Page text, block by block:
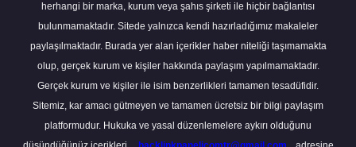
herhangi bir marka, kurum veya şahıs şirketi ile hiçbir bağlantısı
bulunmamaktadır. Sitede yalnızca kendi hazırladığımız makaleler
paylaşılmaktadır. Burada yer alan içerikler haber niteliği taşımamakta
olup, gerçek kurum ve kişiler hakkında paylaşım yapılmamaktadır.
Gerçek kurum ve kişiler ile isim benzerlikleri tamamen tesadüfidir.
Sitemiz, kar amacı gütmeyen ve tamamen ücretsiz bir bilgi paylaşım
platformudur. Hukuka ve yasal düzenlemelere aykırı olduğunu